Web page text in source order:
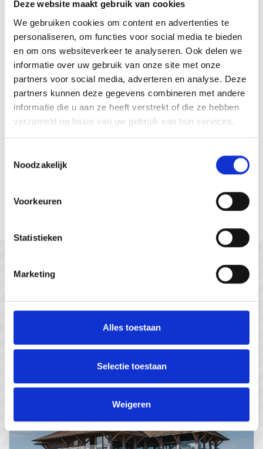
Deze website maakt gebruik van cookies
We gebruiken cookies om content en advertenties te
personaliseren, om functies voor social media te bieden
en om ons websiteverkeer te analyseren. Ook delen we
informatie over uw gebruik van onze site met onze
partners voor social media, adverteren en analyse. Deze
partners kunnen deze gegevens combineren met andere
informatie die u aan ze heeft verstrekt of die ze hebben
verzameld op basis van uw gebruik van hun services.
Noodzakelijk
Voorkeuren
Statistieken
Marketing
Alles toestaan
Selectie toestaan
Weigeren
Bereikbaar Zeeland
#gastvrijzeeuwsvlaanderen
#WeZienJeHierGraag